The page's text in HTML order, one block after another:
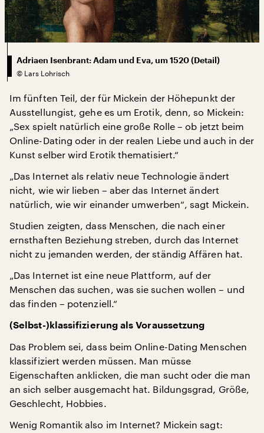
Adriaen Isenbrant: Adam und Eva, um 1520 (Detail)
© Lars Lohrisch
Im fünften Teil, der für Mickein der Höhepunkt der
Ausstellungist, gehe es um Erotik, denn, so Mickein:
„Sex spielt natürlich eine große Rolle – ob jetzt beim
Online-Dating oder in der realen Liebe und auch in der
Kunst selber wird Erotik thematisiert.“
„Das Internet als relativ neue Technologie ändert
nicht, wie wir lieben – aber das Internet ändert
natürlich, wie wir einander umwerben“, sagt Mickein.
Studien zeigten, dass Menschen, die nach einer
ernsthaften Beziehung streben, durch das Internet
nicht zu jemanden werden, der ständig Affären hat.
„Das Internet ist eine neue Plattform, auf der
Menschen das suchen, was sie suchen wollen – und
das finden – potenziell.“
(Selbst-)klassifizierung als Voraussetzung
Das Problem sei, dass beim Online-Dating Menschen
klassifiziert werden müssen. Man müsse
Eigenschaften anklicken, die man sucht oder die man
an sich selber ausgemacht hat. Bildungsgrad, Größe,
Geschlecht, Hobbies.
Wenig Romantik also im Internet? Mickein sagt: